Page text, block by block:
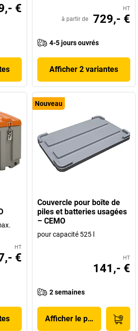
€ HT
à partir de 729,- €
4-5 jours ouvrés
Afficher 2 variantes
HT
€
Nouveau
Couvercle pour boîte de
piles et batteries usagées
– CEMO
pour capacité 525 l
HT
141,- €
2 semaines
Afficher le produit